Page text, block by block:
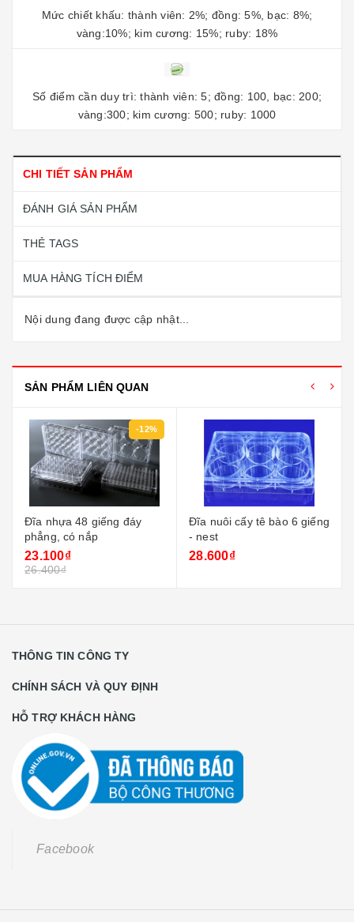
Mức chiết khấu: thành viên: 2%; đồng: 5%, bạc: 8%;
vàng:10%; kim cương: 15%; ruby: 18%
Số điểm cần duy trì: thành viên: 5; đồng: 100, bạc: 200;
vàng:300; kim cương: 500; ruby: 1000
CHI TIẾT SẢN PHẨM
ĐÁNH GIÁ SẢN PHẨM
THẺ TAGS
MUA HÀNG TÍCH ĐIỂM
Nội dung đang được cập nhật...
SẢN PHẨM LIÊN QUAN
-12%
Đĩa nhựa 48 giếng đáy
phẳng, có nắp
23.100₫
26.400₫
Đĩa nuôi cấy tê bào 6 giếng
- nest
28.600₫
THÔNG TIN CÔNG TY
CHÍNH SÁCH VÀ QUY ĐỊNH
HỖ TRỢ KHÁCH HÀNG
Facebook